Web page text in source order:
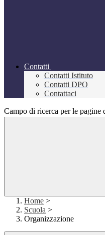
Contatti
Contatti Istituto
Contatti DPO
Contattaci
Campo di ricerca per le pagine
Home >
Scuola >
Organizzazione